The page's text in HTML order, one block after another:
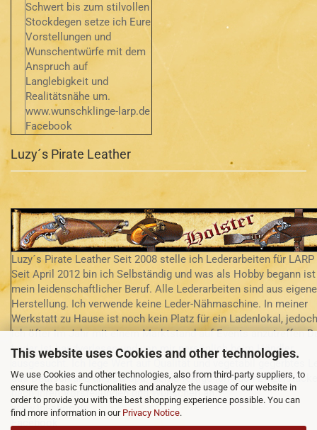
This website uses Cookies and other technologies.
We use Cookies and other technologies, also from third-party suppliers, to
ensure the basic functionalities and analyze the usage of our website in
order to provide you with the best shopping experience possible. You can
find more information in our Privacy Notice.
Schwert bis zum stilvollen
Stockdegen setze ich Eure
Vorstellungen und
Wunschentwürfe mit dem
Anspruch auf
Langlebigkeit und
Realitätsnähe um.
www.wunschklinge-larp.de
Facebook
Luzy´s Pirate Leather
Luzy´s Pirate Leather Seit 2008 stelle ich Lederarbeiten für LARP
Seit April 2012 bin ich Selbständig und was als Hobby begann
mein leidenschaftlicher Beruf. Alle Lederarbeiten sind aus
Herstellung. Ich verwende keine Leder-Nähmaschine. In meiner
Werkstatt zu Hause ist noch kein Platz für ein Ladenlokal,
ich öfter im Jahr mit einem Marktstand auf Events anzutreffen
Leder ist handverlesen und von mir persönlich beim Händler
ausgesucht. Ich lege Wert auf Qualität und vegetabil gegerbtes
aus Deutschland und Europa. Gerne fertige ich auch Einzelstücke
nach Ihren Vorstellungen und Wünschen an.
www.lpl-shop.de
Facebook